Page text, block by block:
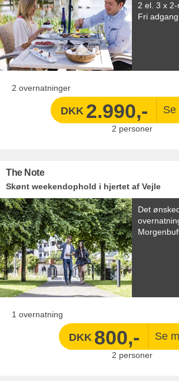
2 el. 3 x
Fri
2 overnatninger
DKK 2.990,-
2 personer
The Note
Skønt weekendophold i hjertet af Vejle
Det
1 overnatning
DKK 800,-
2 personer